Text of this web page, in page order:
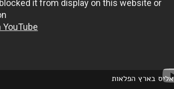
אליס בארץ הפלאות